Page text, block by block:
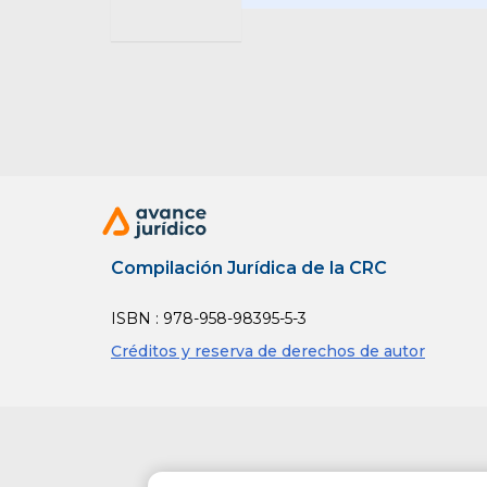
7. El
los
Compilación Jurídica de la CRC
ISBN : 978-958-98395-5-3
Créditos y reserva de derechos de autor